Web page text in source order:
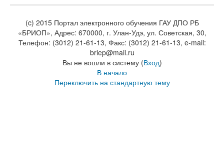
(c) 2015 Портал электронного обучения ГАУ ДПО РБ
«БРИОП», Адрес: 670000, г. Улан-Удэ, ул. Советская, 30,
Телефон: (3012) 21-61-13, Факс: (3012) 21-61-13, e-mail:
briep@mail.ru
Вы не вошли в систему (Вход)
В начало
Переключить на стандартную тему